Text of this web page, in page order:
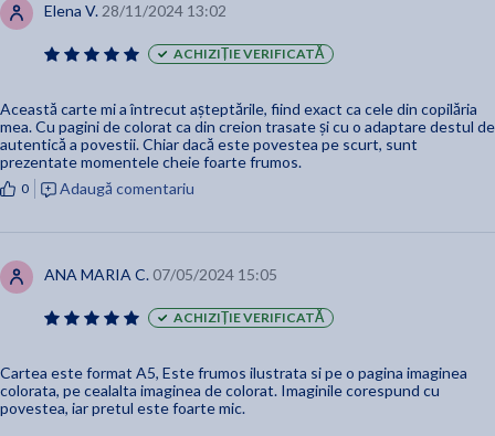
Elena V. 28/11/2024 13:02
ACHIZIȚIE VERIFICATĂ
Această carte mi a întrecut așteptările, fiind exact ca cele din copilăria
mea. Cu pagini de colorat ca din creion trasate și cu o adaptare destul de
autentică a povestii. Chiar dacă este povestea pe scurt, sunt
prezentate momentele cheie foarte frumos.
0 Adaugă comentariu
ANA MARIA C. 07/05/2024 15:05
ACHIZIȚIE VERIFICATĂ
Cartea este format A5, Este frumos ilustrata si pe o pagina imaginea
colorata, pe cealalta imaginea de colorat. Imaginile corespund cu
povestea, iar pretul este foarte mic.